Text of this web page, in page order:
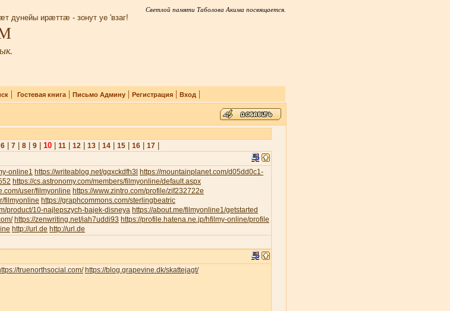
Светлой памяти Таболова Акима посвящается.
дунейы ирæттæ - зонут уе 'взаг!
| Гостевая книга| Письмо Админу| Регистрация| Вход |
6| 7| 8| 9| 10| 11| 12| 13| 14| 15| 16| 17|
online1 https://writeablog.net/gqxckdfh3l
https://mountainplanet.com/d05dd0c1-
https://cs.astronomy.com/members/filmyonline/default.aspx
user/filmyonline https://www.zintro.com/profile/zif232722e
filmyonline https://graphcommons.com/sterlingbeatric
product/10-najlepszych-bajek-disneya https://about.me/filmyonline1/getstarted
https://zenwriting.net/iah7uddi93 https://profile.hatena.ne.jp/hfilmy-online/profile
http://url.de http://url.de
truenorthsocial.com/ https://blog.grapevine.dk/skattejagt/